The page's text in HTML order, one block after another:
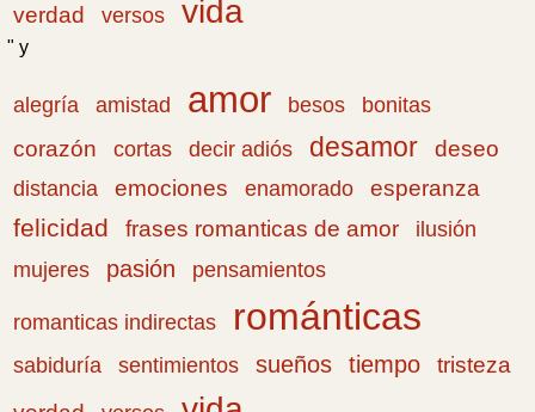
verdad
versos vida
" y
alegría amistad amor besos
bonitas
corazón
cortas decir adiós desamor deseo
distancia emociones enamorado esperanza
felicidad frases romanticas de amor
ilusión
mujeres
pasión pensamientos
romanticas indirectas románticas
sabiduría sentimientos sueños tiempo
tristeza